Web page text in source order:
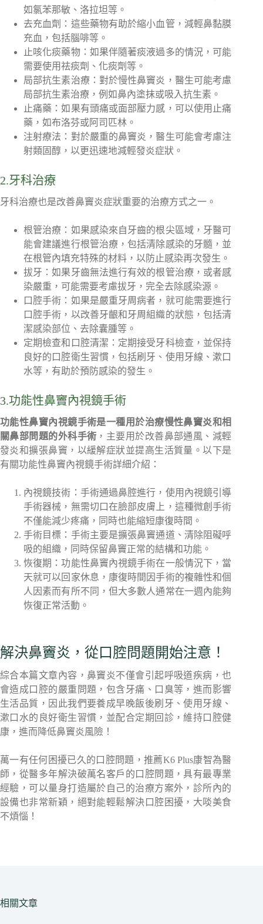
如氯苯那敏、洛拉坦等。
去充血劑：這些藥物有助於縮小血管，減輕鼻黏膜
充血，包括腦啡等。
止咳化痰藥物：如果伴隨著痰液過多的情況，可能
需要使用祛痰劑、化痰劑等。
局部抗生素治療：對於慢性鼻竇炎，醫生可能考慮
局部抗生素治療，例如鼻內塗抹或吸入抗生素。
止痛藥：如果有頭痛或面部壓力感，可以使用止痛
藥，如布洛芬或阿司匹林。
注射療法：對於嚴重的鼻竇炎，醫生可能會考慮注
射類固醇，以更迅速地減輕發炎症狀。
2.牙科治療
牙科治療也是改善鼻竇炎症狀重要的治療方式之一。
根管治療：如果感染來自牙齒的根尖區域，牙醫可
能會建議進行根管治療，包括清除感染的牙髓，並
在根管內填充特殊的材料，以防止感染再次發生。
拔牙：如果牙齒無法進行有效的根管治療，或者感
染嚴重，可能需要考慮拔牙，完全去除感染源。
口腔手術：如果是嚴重牙周病者，就可能需要進行
口腔手術，以改善牙齦和牙周組織的狀態，包括清
潔感染部位、去除囊腫等。
定期檢查和口腔清潔：定期接受牙科檢查，並保持
良好的口腔衛生習慣，包括刷牙、使用牙線、漱口
水等，有助於預防感染的發生。
3.功能性鼻竇內視鏡手術
功能性鼻竇內視鏡手術是一種用於治療慢性鼻竇炎和相
關鼻部問題的外科手術 ，主要用於改善鼻部通風、減輕
發炎和擴張鼻竇，以緩解症狀並提高生活質量。以下是
有關功能性鼻竇內視鏡手術詳細介紹：
內視鏡技術：手術通過鼻腔進行，使用內視鏡引導
手術器械，無需切口在臉部皮膚上，這種微創手術
不僅能減少疼痛，同時也能縮短康復時間。
手術目標：手術主要是擴張鼻竇通道、清除阻礙呼
吸的組織，同時保留鼻竇正常的結構和功能。
恢復期：功能性鼻竇內視鏡手術在一般情況下，當
天就可以回家休息，康復時間因手術的複雜性和個
人因素而有所不同，但大多數人通常在一週內能夠
恢復正常活動。
解決鼻竇炎，從口腔問題開始注意！
綜合本篇文章內容，鼻竇炎不僅會引起呼吸道疾病，也
會造成口腔的嚴重問題，包含牙痛、口臭等，進而影響
生活品質，因此我們要養成早晚飯後刷牙、使用牙線、
漱口水的良好衛生習慣，並配合定期回診，維持口腔健
康，進而降低鼻竇炎風險！
萬一有任何困擾已久的口腔問題，推薦K6 Plus康智為醫
師，從醫多年解決破萬名客戶的口腔問題，具有最專業
經驗，可以量身打造屬於自己的治療方案外，診所內的
設備也非常新穎，絕對能輕鬆解決口腔困擾，大啖美食
不煩惱！
相關文章